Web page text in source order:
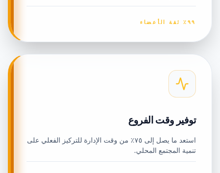
٩٩٪ ثقة الأعضاء
توفير وقت الفروع
استعد ما يصل إلى ٧٥٪ من وقت الإدارة للتركيز الفعلي على
تنمية المجتمع المحلي.